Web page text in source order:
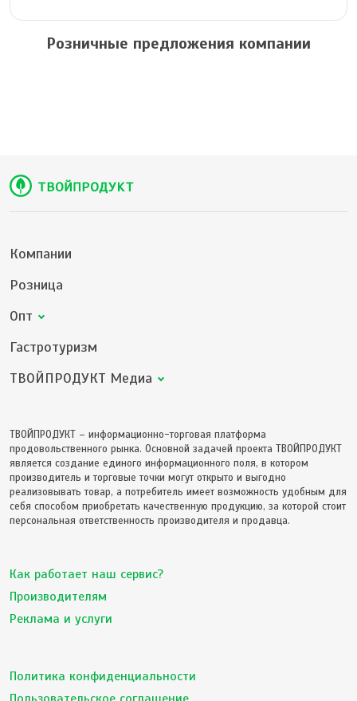
Розничные предложения компании
Компании
Розница
Опт
Гастротуризм
ТВОЙПРОДУКТ Медиа
ТВОЙПРОДУКТ – информационно-торговая платформа
продовольственного рынка. Основной задачей проекта ТВОЙПРОДУКТ
является создание единого информационного поля, в котором
производитель и торговые точки могут открыто и выгодно
реализовывать товар, а потребитель имеет возможность удобным для
себя способом приобретать качественную продукцию, за которой стоит
персональная ответственность производителя и продавца.
Как работает наш сервис?
Производителям
Реклама и услуги
Политика конфиденциальности